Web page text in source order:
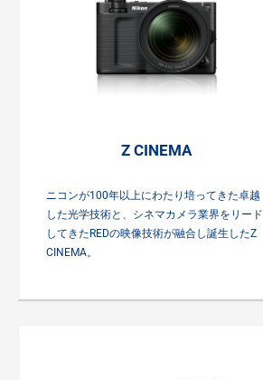
Z CINEMA
ニコンが100年以上にわたり培ってきた卓越
した光学技術と、シネマカメラ業界をリード
してきたREDの映像技術が融合し誕生したZ
CINEMA。